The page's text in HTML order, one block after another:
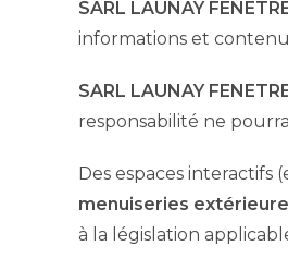
SARL LAUNAY
informations et
SARL LAUNAY
responsabilité ne
Des espaces interactifs
menuiseries
à la législation